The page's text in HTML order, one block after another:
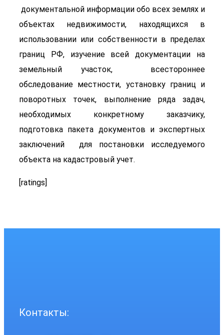
документальной информации обо всех землях и
объектах недвижимости, находящихся в
использовании или собственности в пределах
границ РФ, изучение всей документации на
земельный участок, всестороннее
обследование местности, установку границ и
поворотных точек, выполнение ряда задач,
необходимых конкретному заказчику,
подготовка пакета документов и экспертных
заключений для постановки исследуемого
объекта на кадастровый учет.
[ratings]
Контакты: